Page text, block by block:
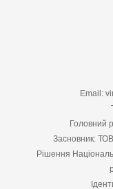
Email:
Головний
Засновник:
Рішення